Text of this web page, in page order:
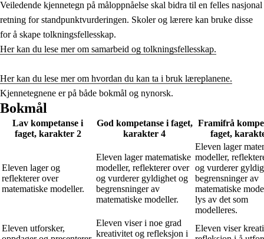
Veiledende kjennetegn på måloppnåelse skal bidra til en felles nasjonal
retning for standpunktvurderingen. Skoler og lærere kan bruke disse
for å skape tolkningsfellesskap.
Her kan du lese mer om samarbeid og tolkningsfellesskap.
Her kan du lese mer om hvordan du kan ta i bruk læreplanene.
Kjennetegnene er på både bokmål og nynorsk.
Bokmål
Lav kompetanse i
faget, karakter 2
God kompetanse i faget,
karakter 4
Framifrå
faget,
Eleven lager og
reflekterer over
matematiske modeller.
Eleven lager matematiske
modeller, reflekterer over
og vurderer gyldighet og
begrensninger av
matematiske modeller.
Eleven lager
modeller,
og vurderer
begrensninger av
matematiske
lys av det som
modelleres.
Eleven utforsker,
Eleven viser i noe grad
kreativitet og refleksjon i
Eleven viser